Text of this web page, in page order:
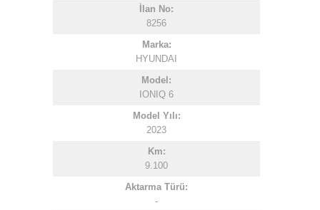
İlan No:
8256
Marka:
HYUNDAI
Model:
IONIQ 6
Model Yılı:
2023
Km:
9.100
Aktarma Türü:
-